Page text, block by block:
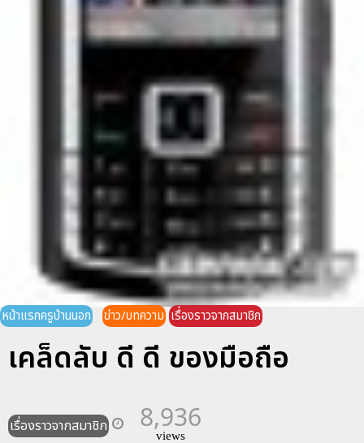
หน้าแรกครูบ้านนอก ข่าว/บทความ เรื่องราวจากสมาชิก
เคล็ดลับ ดี ดี ของมือถือ
เรื่องราวจากสมาชิก 8,936
views